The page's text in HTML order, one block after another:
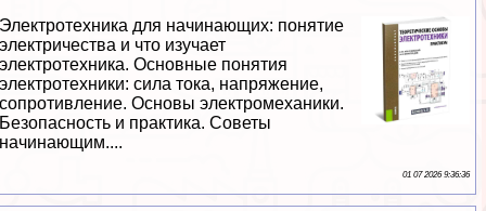
Электротехника для начинающих: понятие
электричества и что изучает
электротехника. Основные понятия
электротехники: сила тока, напряжение,
сопротивление. Основы электромеханики.
Безопасность и пpaктика. Советы
начинающим....
01 07 2026 9:36:36